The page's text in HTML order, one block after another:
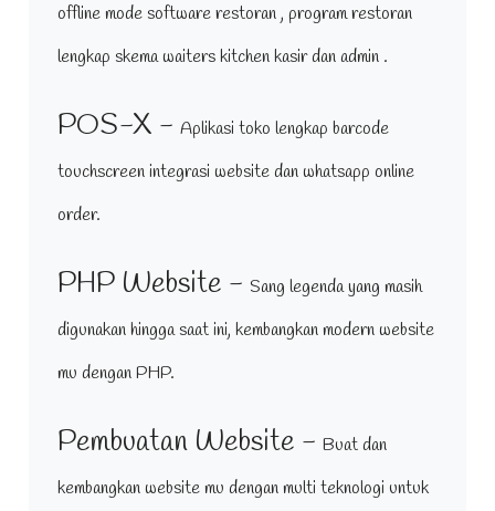
offline mode software restoran , program restoran
lengkap skema waiters kitchen kasir dan admin .
POS-X - Aplikasi toko lengkap barcode
touchscreen integrasi website dan whatsapp online
order.
PHP Website - Sang legenda yang masih
digunakan hingga saat ini, kembangkan modern website
mu dengan PHP.
Pembuatan Website - Buat dan
kembangkan website mu dengan multi teknologi untuk